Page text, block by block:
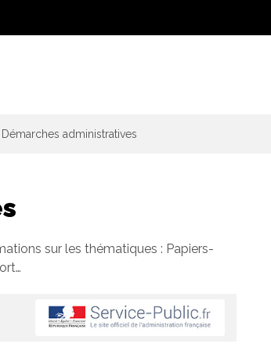
Démarches administratives
sur les thématiques : Papiers-